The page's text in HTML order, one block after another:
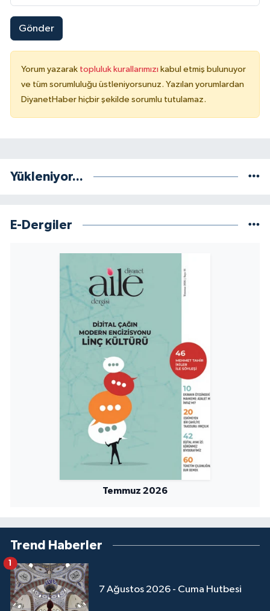
Gönder
Yorum yazarak topluluk kurallarımızı kabul etmiş bulunuyor
ve tüm sorumluluğu üstleniyorsunuz. Yazılan yorumlardan
DiyanetHaber hiçbir şekilde sorumlu tutulamaz.
Yükleniyor...
E-Dergiler
Temmuz 2026
Trend Haberler
7 Ağustos 2026 - Cuma Hutbesi
1
Kütahya Müftülüğü
Malatya Müftülüğü
Manisa Müftülüğü
Mardin Müftülüğü
Nevşehir Müftülüğü
Niğde Müftülüğü
Ordu Müftülüğü
Osmaniye Müftülüğü
Rize Müftülüğü
Sakarya Müftülüğü
Samsun Müftülüğü
Siirt Müftülüğü
Şırnak Müftülüğü
Tekirdağ Müftülüğü